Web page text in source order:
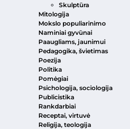
Skulptūra
Mitologija
Mokslo populiarinimo
Naminiai gyvūnai
Paaugliams, jaunimui
Pedagogika, švietimas
Poezija
Politika
Pomėgiai
Psichologija, sociologija
Publicistika
Rankdarbiai
Receptai, virtuvė
Religija, teologija